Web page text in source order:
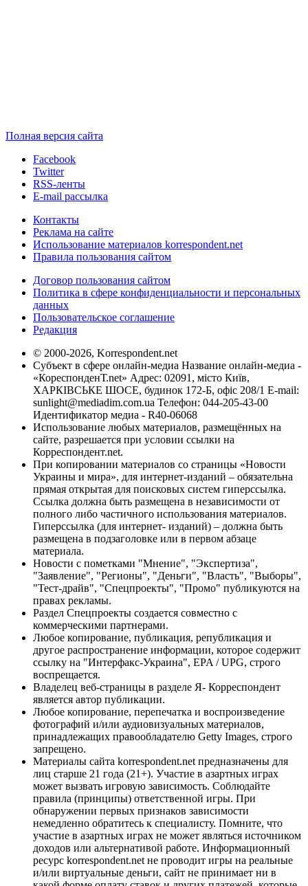
Полная версия сайта
Facebook
Twitter
RSS-ленты
E-mail рассылка
Контакты
Реклама на сайте
Использование материалов korrespondent.net
Правила пользования сайтом
Договор пользования сайтом
Политика в сфере конфиденциальности и персональных
данных
Пользовательское соглашение
Редакция
© 2000-2026, Korrespondent.net
Субъект в сфере онлайн-медиа Название онлайн-медиа -
«КореспонденТ.net» Адрес: 02091, місто Київ,
ХАРКІВСЬКЕ ШОСЕ, будинок 172-Б, офіс 208/1 E-mail:
sunlight@mediadim.com.ua Телефон: 044-205-43-00
Идентификатор медиа - R40-06068
Использование любых материалов, размещённых на
сайте, разрешается при условии ссылки на
Корреспондент.net.
При копировании материалов со страницы «Новости
Украины и мира», для интернет-изданий – обязательна
прямая открытая для поисковых систем гиперссылка.
Ссылка должна быть размещена в независимости от
полного либо частичного использования материалов.
Гиперссылка (для интернет- изданий) – должна быть
размещена в подзаголовке или в первом абзаце
материала.
Новости с пометками "Мнение", "Экспертиза",
"Заявление", "Регионы", "Деньги", "Власть", "Выборы",
"Тест-драйв", "Спецпроекты", "Промо" публикуются на
правах рекламы.
Раздел Спецпроекты создается совместно с
коммерческими партнерами.
Любое копирование, публикация, републикация и
другое распространение информации, которое содержит
ссылку на "Интерфакс-Украина", EPA / UPG, строго
воспрещается.
Владелец веб-страницы в разделе Я- Корреспондент
является автор публикации.
Любое копирование, перепечатка и воспроизведение
фотографий и/или аудиовизуальных материалов,
принадлежащих правообладателю Getty Images, строго
запрещено.
Материалы сайта korrespondent.net предназначены для
лиц старше 21 года (21+). Участие в азартных играх
может вызвать игровую зависимость. Соблюдайте
правила (принципы) ответственной игры. При
обнаружении первых признаков зависимости
немедленно обратитесь к специалисту. Помните, что
участие в азартных играх не может являться источником
доходов или альтернативой работе. Информационный
ресурс korrespondent.net не проводит игры на реальные
и/или виртуальные деньги, сайт не принимает ни в